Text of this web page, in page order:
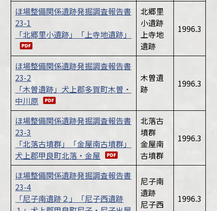
ほ場整備関係遺跡発掘調査報告書
23-1
「北郷里小遺跡」「上寺地遺跡」
北郷里
小遺跡
上寺地
遺跡
1996.3
ほ場整備関係遺跡発掘調査報告書
23-2
「木曽遺跡」犬上郡多賀町木曽・
中川原
木曽遺
跡
1996.3
ほ場整備関係遺跡発掘調査報告書
23-3
「北落古墳群」「金屋南古墳群」
犬上郡甲良町北落・金屋
北落古
墳群
金屋南
古墳群
1996.3
ほ場整備関係遺跡発掘調査報告書
23-4
「尼子南遺跡２」「尼子西遺跡
尼子南
遺跡
尼子西
1996.3